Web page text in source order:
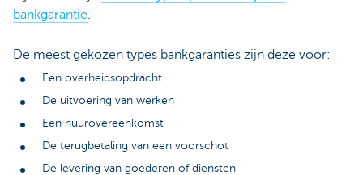
bankgarantie.
De meest gekozen types bankgaranties zijn deze voor:
Een overheidsopdracht
De uitvoering van werken
Een huurovereenkomst
De terugbetaling van een voorschot
De levering van goederen of diensten